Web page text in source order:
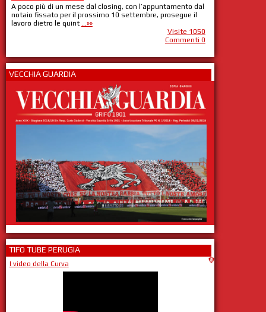
A poco più di un mese dal closing, con l’appuntamento dal
notaio fissato per il prossimo 10 settembre, prosegue il
lavoro dietro le quint ...»»
Visite 1050
Commenti 0
VECCHIA GUARDIA
TIFO TUBE PERUGIA
I video della Curva